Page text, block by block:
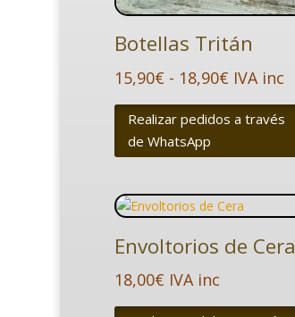
Botellas Tritán
15,90€ - 18,90€Rango
de
precios:
desde
hasta
18,90€
IVA inc
Realizar pedidos a través
de WhatsApp
Envoltorios de Cera
18,00€ IVA inc